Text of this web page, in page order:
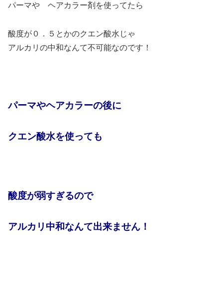
パーマや ヘアカラー剤を使ってたら
酸度が０．５とかのクエン酸水じゃ
アルカリの中和なんて不可能なのです！
パーマやヘアカラーの後に
クエン酸水を使っても
酸度が弱すぎるので
アルカリ中和なんて出来ません！